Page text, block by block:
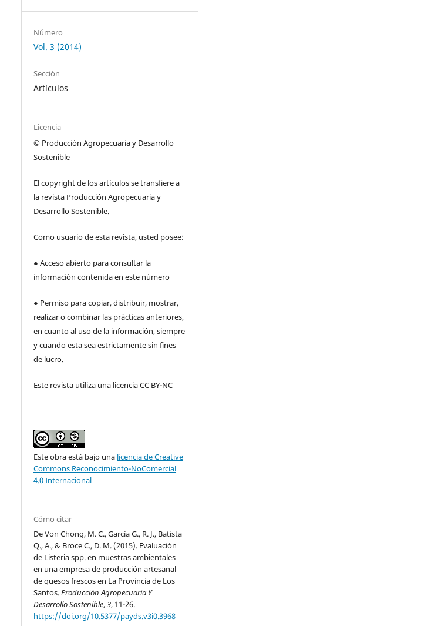
Número
Vol. 3 (2014)
Sección
Artículos
Licencia
© Producción Agropecuaria y Desarrollo
Sostenible
El copyright de los artículos se transfiere a
la revista Producción Agropecuaria y
Desarrollo Sostenible.
Como usuario de esta revista, usted posee:
● Acceso abierto para consultar la
información contenida en este número
● Permiso para copiar, distribuir, mostrar,
realizar o combinar las prácticas anteriores,
en cuanto al uso de la información, siempre
y cuando esta sea estrictamente sin fines
de lucro.
Este revista utiliza una licenciaCC BY-NC
Este obra está bajo una licencia de Creative
Commons Reconocimiento-NoComercial
4.0 Internacional
Cómo citar
De Von Chong, M. C., García G., R. J., Batista
Q., A., & Broce C., D. M. (2015). Evaluación
de Listeria spp. en muestras ambientales
en una empresa de producción artesanal
de quesos frescos en La Provincia de Los
Santos.Producción Agropecuaria Y
Desarrollo Sostenible,3, 11-26.
https://doi.org/10.5377/payds.v3i0.3968